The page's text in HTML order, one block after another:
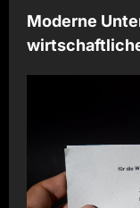
Moderne